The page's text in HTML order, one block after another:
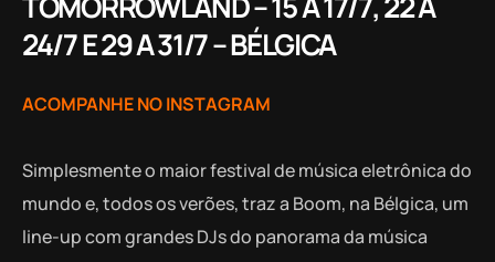
24/7 E 29 A 31/7 – BÉLGICA
ACOMPANHE NO INSTAGRAM
Simplesmente o maior festival de música eletrônica do
mundo e, todos os verões, traz a Boom, na Bélgica, um
line-up com grandes DJs do panorama da música